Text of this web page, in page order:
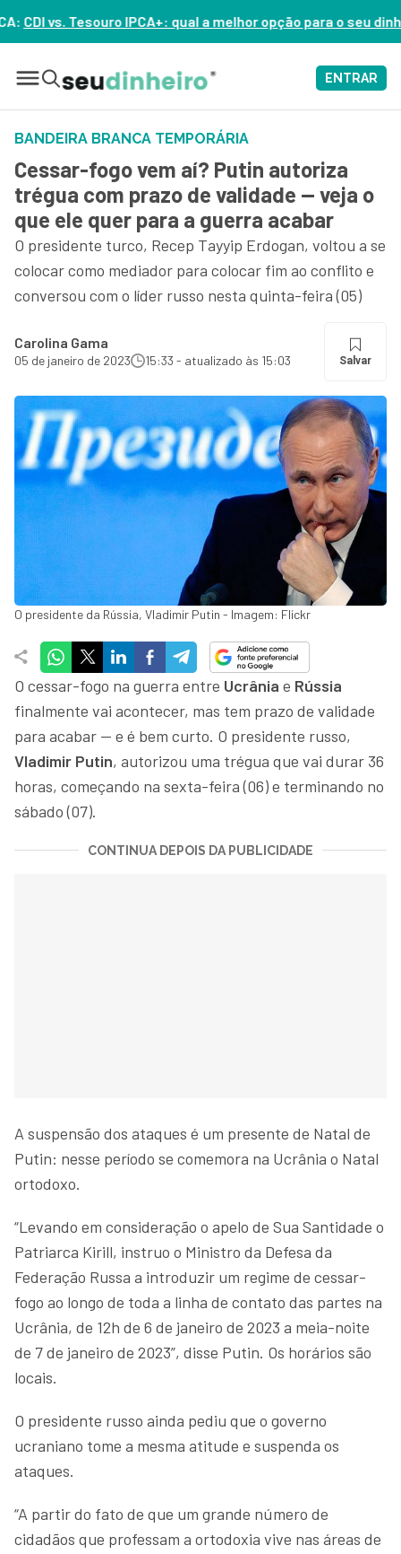
a melhor opção para o seu dinheiro hoje? – ASSISTA
ENTRAR
BANDEIRA BRANCA TEMPORÁRIA
Cessar-fogo vem aí? Putin autoriza
trégua com prazo de validade — veja o
que ele quer para a guerra acabar
O presidente turco, Recep Tayyip Erdogan, voltou a se
colocar como mediador para colocar fim ao conflito e
conversou com o líder russo nesta quinta-feira (05)
Carolina Gama
05 de janeiro de 2023 15:33 - atualizado às 15:03 Salvar
O presidente da Rússia, Vladimir Putin - Imagem: Flickr
O cessar-fogo na guerra entre Ucrânia e Rússia
finalmente vai acontecer, mas tem prazo de validade
para acabar — e é bem curto. O presidente russo,
Vladimir Putin, autorizou uma trégua que vai durar 36
horas, começando na sexta-feira (06) e terminando no
sábado (07).
CONTINUA DEPOIS DA PUBLICIDADE
A suspensão dos ataques é um presente de Natal de
Putin: nesse período se comemora na Ucrânia o Natal
ortodoxo.
“Levando em consideração o apelo de Sua Santidade o
Patriarca Kirill, instruo o Ministro da Defesa da
Federação Russa a introduzir um regime de cessar-
fogo ao longo de toda a linha de contato das partes na
Ucrânia, de 12h de 6 de janeiro de 2023 a meia-noite
de 7 de janeiro de 2023”, disse Putin. Os horários são
locais.
O presidente russo ainda pediu que o governo
ucraniano tome a mesma atitude e suspenda os
ataques.
“A partir do fato de que um grande número de
cidadãos que professam a ortodoxia vive nas áreas de